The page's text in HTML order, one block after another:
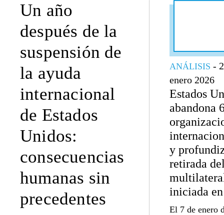
Un año
después de la
suspensión de
la ayuda
internacional
de Estados
Unidos:
consecuencias
humanas sin
precedentes
ANÁLISIS -
enero 2026
Estados
abandona
y
retirada
iniciada
El 7 de enero